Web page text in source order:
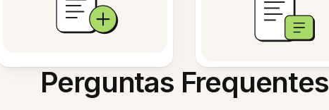
Perguntas Frequentes